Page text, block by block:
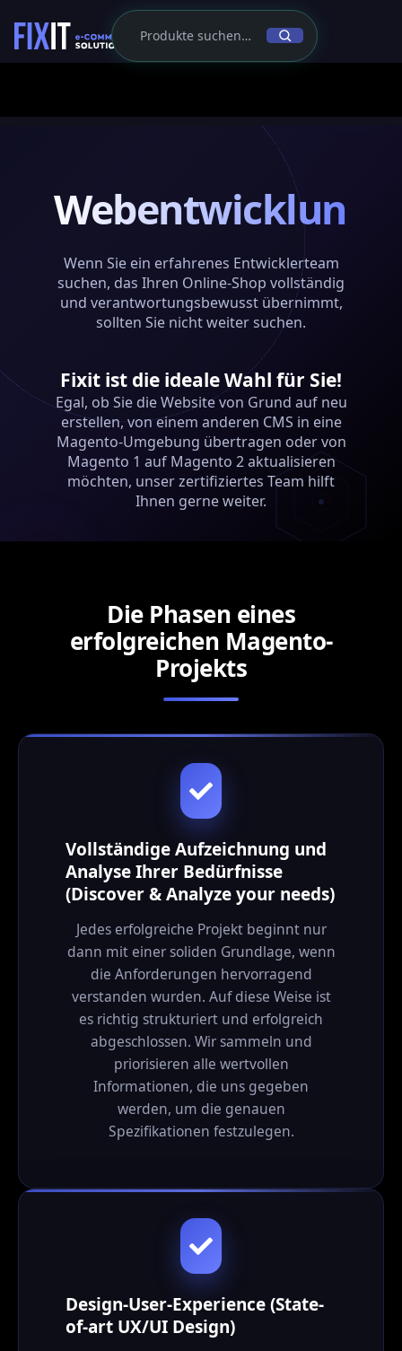
Webentwicklung
Wenn Sie ein erfahrenes Entwicklerteam
suchen, das Ihren Online-Shop vollständig
und verantwortungsbewusst übernimmt,
sollten Sie nicht weiter suchen.
Fixit ist die ideale Wahl für Sie!
Egal, ob Sie die Website von Grund auf neu
erstellen, von einem anderen CMS in eine
Magento-Umgebung übertragen oder von
Magento 1 auf Magento 2 aktualisieren
möchten, unser zertifiziertes Team hilft
Ihnen gerne weiter.
Die Phasen eines
erfolgreichen Magento-
Projekts
Vollständige Aufzeichnung und
Analyse Ihrer Bedürfnisse
(Discover & Analyze your needs)
Jedes erfolgreiche Projekt beginnt nur
dann mit einer soliden Grundlage, wenn
die Anforderungen hervorragend
verstanden wurden. Auf diese Weise ist
es richtig strukturiert und erfolgreich
abgeschlossen. Wir sammeln und
priorisieren alle wertvollen
Informationen, die uns gegeben
werden, um die genauen
Spezifikationen festzulegen.
Design-User-Experience (State-
of-art UX/UI Design)